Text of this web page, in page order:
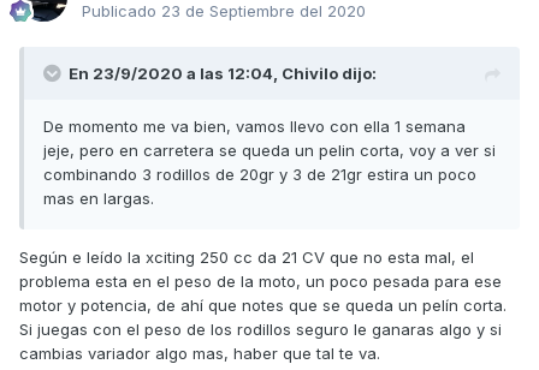
Publicado 23 de Septiembre del 2020
En 23/9/2020 a las 12:04, Chivilo dijo:
De momento me va bien, vamos llevo con ella 1 semana
jeje, pero en carretera se queda un pelin corta, voy a ver si
combinando 3 rodillos de 20gr y 3 de 21gr estira un poco
mas en largas.
Según e leído la xciting 250 cc da 21 CV que no esta mal, el
problema esta en el peso de la moto, un poco pesada para ese
motor y potencia, de ahí que notes que se queda un pelín corta.
Si juegas con el peso de los rodillos seguro le ganaras algo y si
cambias variador algo mas, haber que tal te va.